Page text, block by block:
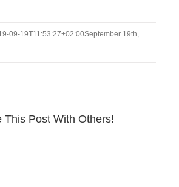
09-19T11:53:27+02:00September 19th,
This Post With Others!